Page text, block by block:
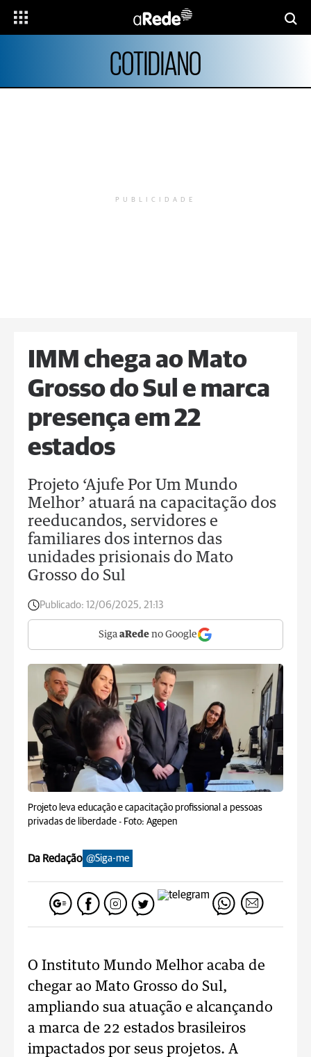
COTIDIANO
PUBLICIDADE
IMM chega ao Mato
Grosso do Sul e marca
presença em 22
estados
Projeto ‘Ajufe Por Um Mundo
Melhor’ atuará na capacitação dos
reeducandos, servidores e
familiares dos internos das
unidades prisionais do Mato
Grosso do Sul
Publicado: 12/06/2025, 21:13
Siga aRede no Google
Projeto leva educação e capacitação profissional a pessoas
privadas de liberdade - Foto: Agepen
Da Redação @Siga-me
O Instituto Mundo Melhor acaba de
chegar ao Mato Grosso do Sul,
ampliando sua atuação e alcançando
a marca de 22 estados brasileiros
impactados por seus projetos. A